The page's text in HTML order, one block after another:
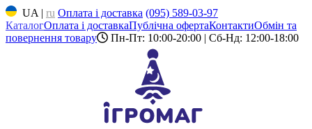
UA | ru Оплата і доставка (095) 589-03-97
КаталогОплата і доставкаПублічна офертаКонтактиОбмін та
повернення товару
Пн-Пт: 10:00-20:00 | Сб-Нд: 12:00-18:00